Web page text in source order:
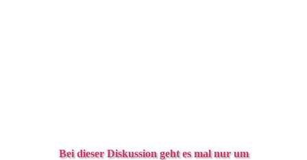
Bei dieser Diskussion geht es mal nur um